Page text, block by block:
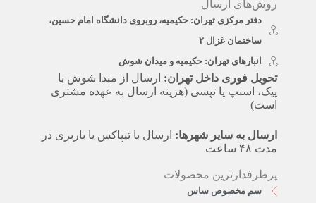
روش‌های ارسال
دفتر مرکزی تهران: حکیمیه، روبروی دانشگاه امام حسین،
ساختمان غزال ۲
انبارهای تهران: حکیمیه و میدان شوش
تحویل فوری داخل تهران: ارسال از مبدا شوش با
پیک، اسنپ یا تپسی (هزینه ارسال به عهده مشتری
است)
ارسال به سایر شهرها: ارسال با تیپاکس یا باربری در
مدت ۴۸ ساعت
پرطرفدارترین محصولات
سم مخصوص ساس